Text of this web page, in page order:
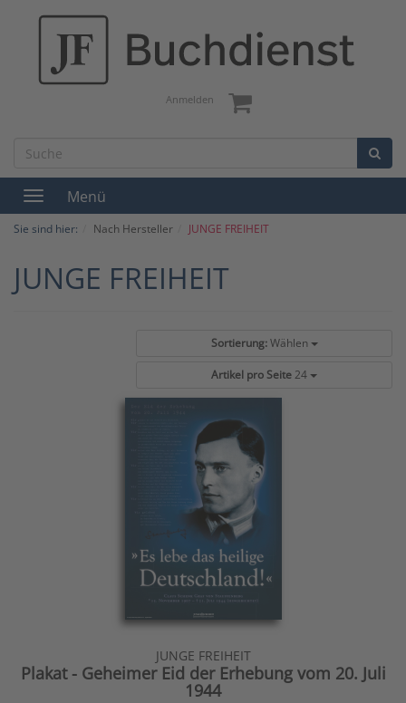
Anmelden
Toggle
navigation
Menü
Sie sind hier: Nach Hersteller JUNGE FREIHEIT
JUNGE FREIHEIT
Sortierung: Wählen
Artikel pro Seite24
JUNGE FREIHEIT
Plakat - Geheimer Eid der Erhebung vom 20. Juli
1944